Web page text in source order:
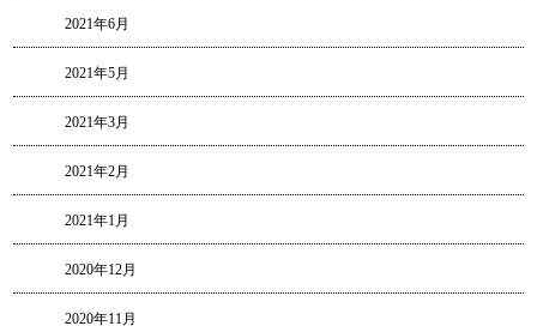
2021年6月
2021年5月
2021年3月
2021年2月
2021年1月
2020年12月
2020年11月